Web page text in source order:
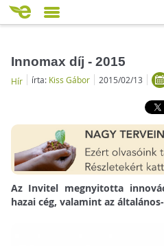
Innomax díj - 2015
Hír írta: Kiss Gábor 2015/02/13
Az Invitel megnyitotta
hazai cég, valamint az